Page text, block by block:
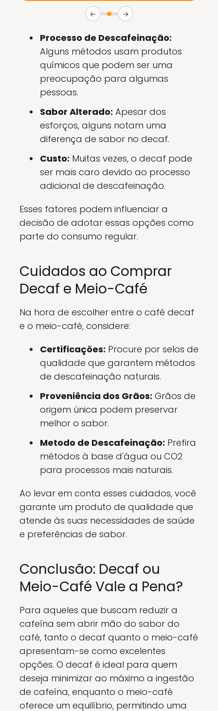
← →
Processo de Descafeinação:
Alguns métodos usam produtos
químicos que podem ser uma
preocupação para algumas
pessoas.
Sabor Alterado: Apesar dos
esforços, alguns notam uma
diferença de sabor no decaf.
Custo: Muitas vezes, o decaf pode
ser mais caro devido ao processo
adicional de descafeinação.
Esses fatores podem influenciar a
decisão de adotar essas opções como
parte do consumo regular.
Cuidados ao Comprar
Decaf e Meio-Café
Na hora de escolher entre o café decaf
e o meio-café, considere:
Certificações: Procure por selos de
qualidade que garantem métodos
de descafeinação naturais.
Proveniência dos Grãos: Grãos de
origem única podem preservar
melhor o sabor.
Metodo de Descafeinação: Prefira
métodos à base d'água ou CO2
para processos mais naturais.
Ao levar em conta esses cuidados, você
garante um produto de qualidade que
atende às suas necessidades de saúde
e preferências de sabor.
Conclusão: Decaf ou
Meio-Café Vale a Pena?
Para aqueles que buscam reduzir a
cafeína sem abrir mão do sabor do
café, tanto o decaf quanto o meio-café
apresentam-se como excelentes
opções. O decaf é ideal para quem
deseja minimizar ao máximo a ingestão
de cafeína, enquanto o meio-café
oferece um equilíbrio, permitindo uma